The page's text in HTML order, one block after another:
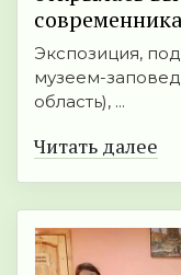
Экспозиция,
музеем-
область), ...
Читать далее